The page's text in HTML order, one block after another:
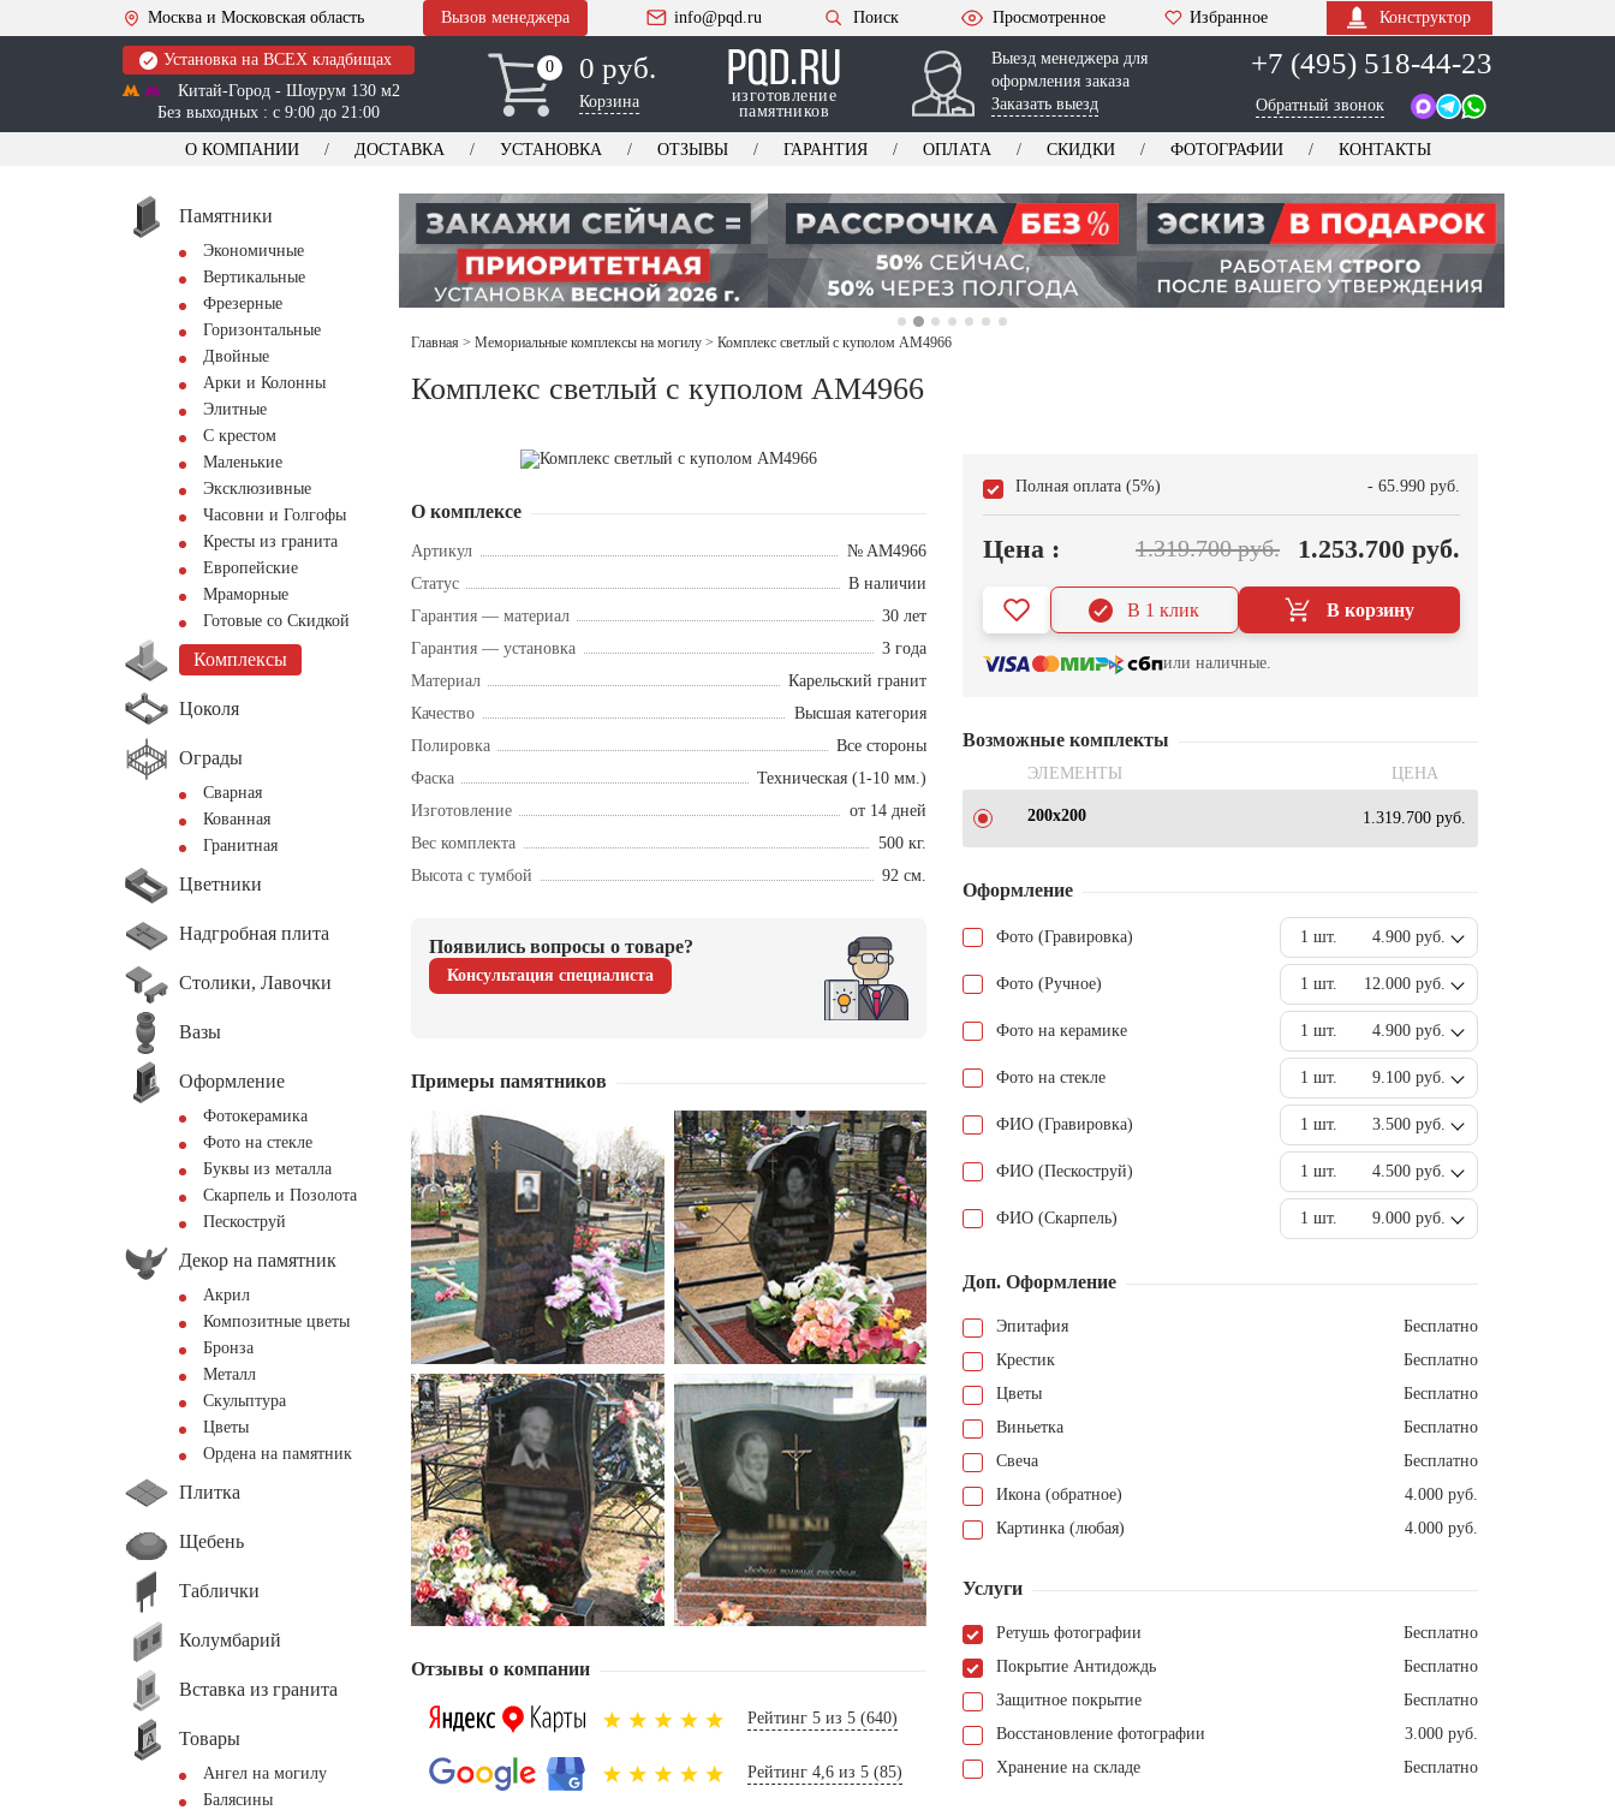
Москва и Московская область Вызов менеджера info@pqd.ru Поиск Просмотренное Избранное Конструктор
Установка на ВСЕХ кладбищах
Китай-Город - Шоурум 130 м2
Без выходных : с 9:00 до 21:00
0
0 0 руб.
Корзина
изготовление
памятников
Выезд менеджера для
оформления заказа
Заказать выезд
+7 (495) 518-44-23
Обратный звонок
О КОМПАНИИ ДОСТАВКА УСТАНОВКА ОТЗЫВЫ ГАРАНТИЯ ОПЛАТА СКИДКИ ФОТОГРАФИИ КОНТАКТЫ
Памятники
Экономичные
Вертикальные
Фрезерные
Горизонтальные
Двойные
Арки и Колонны
Элитные
С крестом
Маленькие
Эксклюзивные
Часовни и Голгофы
Кресты из гранита
Европейские
Мраморные
Готовые со Скидкой
Комплексы
Цоколя
Ограды
Сварная
Кованная
Гранитная
Цветники
Надгробная плита
Столики, Лавочки
Вазы
Оформление
Фотокерамика
Фото на стекле
Буквы из металла
Скарпель и Позолота
Пескоструй
Декор на памятник
Акрил
Композитные цветы
Бронза
Металл
Скульптура
Цветы
Ордена на памятник
Плитка
Щебень
Таблички
Колумбарий
Вставка из гранита
Товары
Ангел на могилу
Балясины
Главная > Мемориальные комплексы на могилу > Комплекс светлый с куполом AM4966
Комплекс светлый с куполом AM4966
О комплексе
Артикул
№ AM4966
Статус
В наличии
Гарантия — материал
30 лет
Гарантия — установка
3 года
Материал
Карельский гранит
Качество
Высшая категория
Полировка
Все стороны
Фаска
Техническая (1-10 мм.)
Изготовление
от 14 дней
Вес комплекта
500 кг.
Высота с тумбой
92 см.
Появились вопросы о товаре?
Консультация специалиста
Примеры памятников
Отзывы о компании
Рейтинг 5 из 5 (640)
Рейтинг 4,6 из 5 (85)
Полная оплата (5%) - 65.990 руб.
Цена : 1.319.700 руб. 1.253.700 руб.
В корзину
В 1 клик
или наличные.
Возможные комплекты
ЭЛЕМЕНТЫ ЦЕНА
200х200 1.319.700 руб.
Оформление
Фото (Гравировка) 1 шт. 4.900 руб.
Фото (Ручное) 1 шт. 12.000 руб.
Фото на керамике 1 шт. 4.900 руб.
Фото на стекле 1 шт. 9.100 руб.
ФИО (Гравировка) 1 шт. 3.500 руб.
ФИО (Пескоструй) 1 шт. 4.500 руб.
ФИО (Скарпель) 1 шт. 9.000 руб.
Доп. Оформление
Эпитафия
Бесплатно
Крестик
Бесплатно
Цветы
Бесплатно
Виньетка
Бесплатно
Свеча
Бесплатно
Икона (обратное)
4.000 руб.
Картинка (любая)
4.000 руб.
Услуги
Ретушь фотографии
Бесплатно
Покрытие Антидождь
Бесплатно
Защитное покрытие
Бесплатно
Восстановление фотографии
3.000 руб.
Хранение на складе
Бесплатно